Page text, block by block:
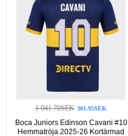
1 041.70SEK 301.95SEK
Boca Juniors Edinson Cavani #10
Hemmatröja 2025-26 Kortärmad